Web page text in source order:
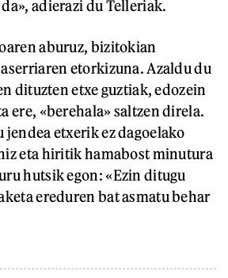
adierazi du Telleriak.
aburuz, bizitokian
etorkizuna. Azaldu du
dituzten etxe guztiak, edozein
ere, «berehala» saltzen direla.
jendea etxerik ez dagoelako
eta hiritik hamabost minutura
hutsik egon: «Ezin ditugu
ereduren bat asmatu behar